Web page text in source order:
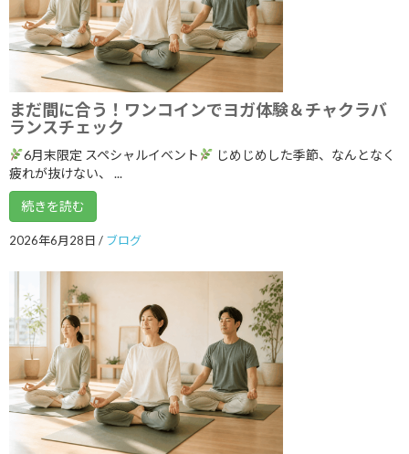
2022年8月
2022年7月
2022年6月
2022年5月
2022年4月
2022年3月
2022年2月
2021年12月
2021年11月
2021年10月
2021年9月
2021年8月
まだ間に合う！ワンコインでヨガ体験＆チャクラバ
ランスチェック
6月末限定 スペシャルイベント
じめじめした季節、なんとなく
疲れが抜けない、 ...
続きを読む
2026年6月28日 / ブログ